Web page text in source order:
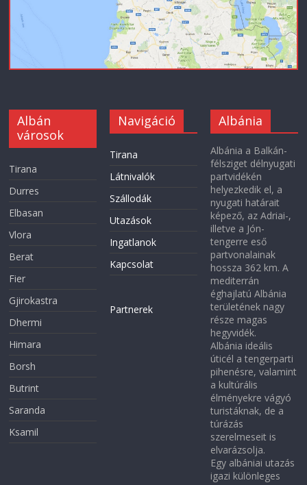
Albán
városok
Tirana
Durres
Elbasan
Vlora
Berat
Fier
Gjirokastra
Dhermi
Himara
Borsh
Butrint
Saranda
Ksamil
Navigáció
Tirana
Látnivalók
Szállodák
Utazások
Ingatlanok
Kapcsolat
Partnerek
Albánia
Albánia a Balkán-
félsziget délnyugati
partvidékén
helyezkedik el, a
nyugati határait
képező, az Adriai-,
illetve a Jón-
tengerre eső
partvonalainak
hossza 362 km. A
mediterrán
éghajlatú Albánia
területének nagy
része magas
hegyvidék.
Albánia ideális
úticél a tengerparti
pihenésre, valamint
a kultúrális
élményekre vágyó
turistáknak, de a
túrázás
szerelmeseit is
elvarázsolja.
Egy albániai utazás
igazi különleges